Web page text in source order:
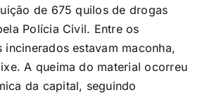
de 675 quilos de drogas
Polícia Civil. Entre os
incinerados estavam maconha,
A queima do material ocorreu
da capital, seguindo